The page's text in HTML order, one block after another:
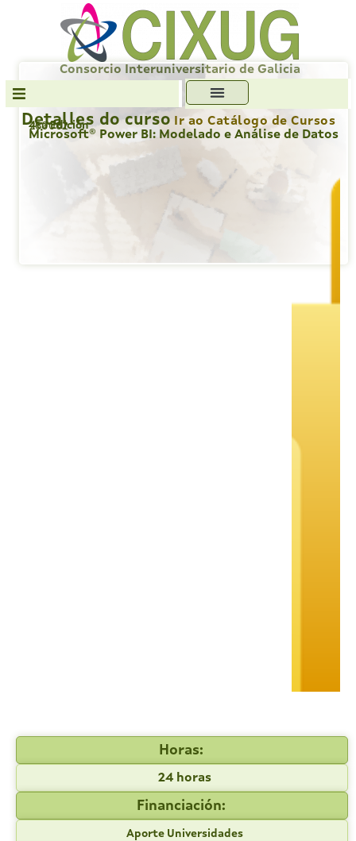
Consorcio Interuniversitario de Galicia
Transparencia
Detalles do curso Ir ao Catálogo de Cursos
260062
4ta Edición
Microsoft® Power BI: Modelado e Análise de Datos
Horas:
24 horas
Financiación:
Aporte Universidades